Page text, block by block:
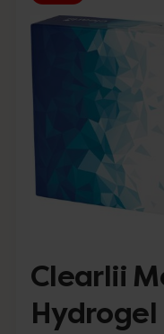
Lista: .
Hoppa över Lista
Clearlii
Hydrogel